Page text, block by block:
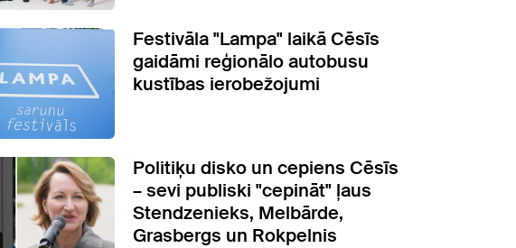
Festivāla "Lampa" laikā Cēsīs
gaidāmi reģionālo autobusu
kustības ierobežojumi
Politiķu disko un cepiens Cēsīs
– sevi publiski "cepināt" ļaus
Stendzenieks, Melbārde,
Grasbergs un Rokpelnis